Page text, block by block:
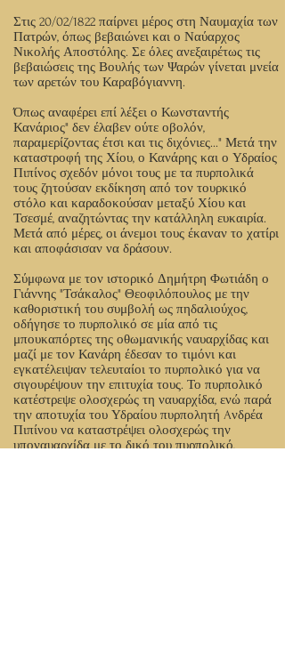
Στις 20/02/1822 παίρνει μέρος στη Ναυμαχία των
Πατρών, όπως βεβαιώνει και ο Ναύαρχος
Νικολής Αποστόλης. Σε όλες ανεξαιρέτως τις
βεβαιώσεις της Βουλής των Ψαρών γίνεται μνεία
των αρετών του Καραβόγιαννη.
Όπως αναφέρει επί λέξει ο Κωνσταντής
Κανάριος" δεν έλαβεν ούτε οβολόν,
παραμερίζοντας έτσι και τις διχόνιες..." Μετά την
καταστροφή της Χίου, ο Κανάρης και ο Υδραίος
Πιπίνος σχεδόν μόνοι τους με τα πυρπολικά
τους ζητούσαν εκδίκηση από τον τουρκικό
στόλο και καραδοκούσαν μεταξύ Χίου και
Τσεσμέ, αναζητώντας την κατάλληλη ευκαιρία.
Μετά από μέρες, οι άνεμοι τους έκαναν το χατίρι
και αποφάσισαν να δράσουν.
Σύμφωνα με τον ιστορικό Δημήτρη Φωτιάδη ο
Γιάννης "Τσάκαλος" Θεοφιλόπουλος με την
καθοριστική του συμβολή ως πηδαλιούχος,
οδήγησε το πυρπολικό σε μία από τις
μπουκαπόρτες της οθωμανικής ναυαρχίδας και
μαζί με τον Κανάρη έδεσαν το τιμόνι και
εγκατέλειψαν τελευταίοι το πυρπολικό για να
σιγουρέψουν την επιτυχία τους. Το πυρπολικό
κατέστρεψε ολοσχερώς τη ναυαρχίδα, ενώ παρά
την αποτυχία του Υδραίου πυρπολητή Aνδρέα
Πιπίνου να καταστρέψει ολοσχερώς την
υποναυαρχίδα με το δικό του πυρπολικό,